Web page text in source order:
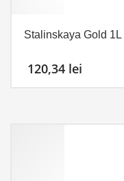
Stalinskaya Gold 1L
120,34 lei